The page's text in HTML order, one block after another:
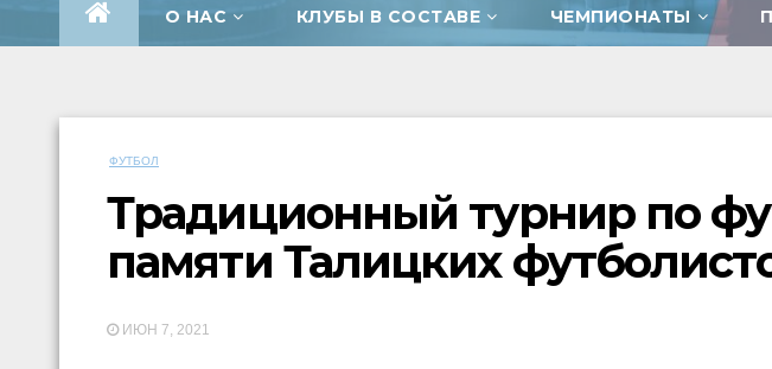
О НАС КЛУБЫ В СОСТАВЕ ЧЕМПИОНАТЫ
ФУТБОЛ
Традиционный турнир по
памяти Талицких
ИЮН 7, 2021